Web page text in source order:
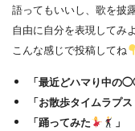
語ってもいいし、歌を披
自由に自分を表現してみ
こんな感じで投稿してね
「最近どハマり中の
「お散歩タイムラプス
「踊ってみた
」